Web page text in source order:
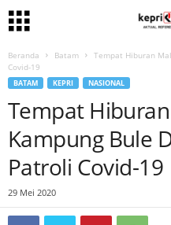
Beranda Batam
Tempat Hiburan
Covid-19
BATAM KEPRI NASIONAL
Tempat
Kampung Bule
Patroli Covid-19
29 Mei 2020